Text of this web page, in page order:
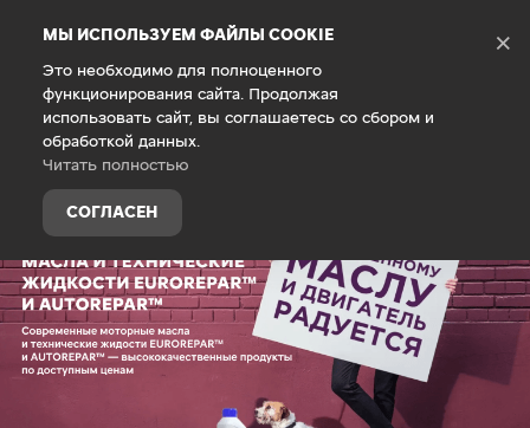
МЫ ИСПОЛЬЗУЕМ ФАЙЛЫ COOKIE
Это необходимо для полноценного
функционирования сайта. Продолжая
использовать сайт, вы соглашаетесь со сбором и
обработкой данных.
Читать полностью
СОГЛАСЕН
×
Главная Запасные части и аксессуары